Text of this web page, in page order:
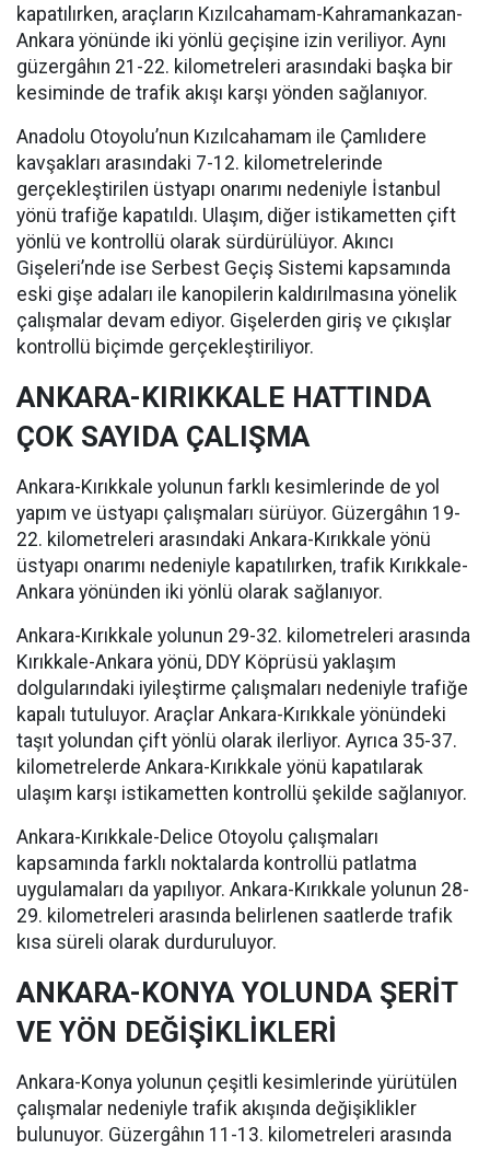
kapatılırken, araçların Kızılcahamam-Kahramankazan-
Ankara yönünde iki yönlü geçişine izin veriliyor. Aynı
güzergâhın 21-22. kilometreleri arasındaki başka bir
kesiminde de trafik akışı karşı yönden sağlanıyor.
Anadolu Otoyolu’nun Kızılcahamam ile Çamlıdere
kavşakları arasındaki 7-12. kilometrelerinde
gerçekleştirilen üstyapı onarımı nedeniyle İstanbul
yönü trafiğe kapatıldı. Ulaşım, diğer istikametten çift
yönlü ve kontrollü olarak sürdürülüyor. Akıncı
Gişeleri’nde ise Serbest Geçiş Sistemi kapsamında
eski gişe adaları ile kanopilerin kaldırılmasına yönelik
çalışmalar devam ediyor. Gişelerden giriş ve çıkışlar
kontrollü biçimde gerçekleştiriliyor.
ANKARA-KIRIKKALE HATTINDA
ÇOK SAYIDA ÇALIŞMA
Ankara-Kırıkkale yolunun farklı kesimlerinde de yol
yapım ve üstyapı çalışmaları sürüyor. Güzergâhın 19-
22. kilometreleri arasındaki Ankara-Kırıkkale yönü
üstyapı onarımı nedeniyle kapatılırken, trafik Kırıkkale-
Ankara yönünden iki yönlü olarak sağlanıyor.
Ankara-Kırıkkale yolunun 29-32. kilometreleri arasında
Kırıkkale-Ankara yönü, DDY Köprüsü yaklaşım
dolgularındaki iyileştirme çalışmaları nedeniyle trafiğe
kapalı tutuluyor. Araçlar Ankara-Kırıkkale yönündeki
taşıt yolundan çift yönlü olarak ilerliyor. Ayrıca 35-37.
kilometrelerde Ankara-Kırıkkale yönü kapatılarak
ulaşım karşı istikametten kontrollü şekilde sağlanıyor.
Ankara-Kırıkkale-Delice Otoyolu çalışmaları
kapsamında farklı noktalarda kontrollü patlatma
uygulamaları da yapılıyor. Ankara-Kırıkkale yolunun 28-
29. kilometreleri arasında belirlenen saatlerde trafik
kısa süreli olarak durduruluyor.
ANKARA-KONYA YOLUNDA ŞERİT
VE YÖN DEĞİŞİKLİKLERİ
Ankara-Konya yolunun çeşitli kesimlerinde yürütülen
çalışmalar nedeniyle trafik akışında değişiklikler
bulunuyor. Güzergâhın 11-13. kilometreleri arasında